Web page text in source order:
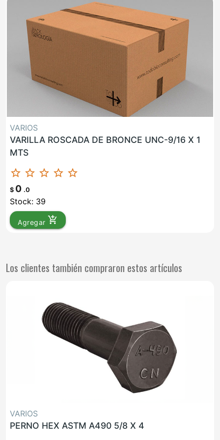
VARIOS
VARILLA ROSCADA DE BRONCE UNC-9/16 X 1
MTS
star_border star_border star_border star_border star_border
$ 0 .0
Stock: 39
Agregar add_shopping_cart
Los clientes también compraron estos artículos
VARIOS
PERNO HEX ASTM A490 5/8 X 4